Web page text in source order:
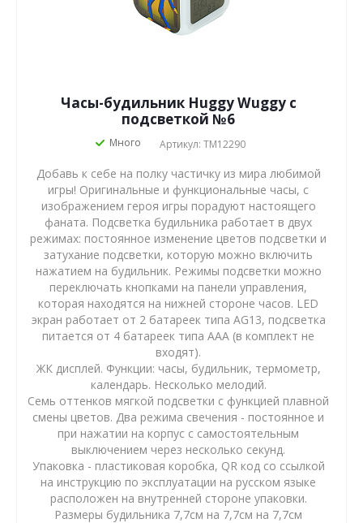
Часы-будильник Huggy Wuggy с
подсветкой №6
Много Артикул: TM12290
Добавь к себе на полку частичку из мира любимой
игры! Оригинальные и функциональные часы, с
изображением героя игры порадуют настоящего
фаната. Подсветка будильника работает в двух
режимах: постоянное изменение цветов подсветки и
затухание подсветки, которую можно включить
нажатием на будильник. Режимы подсветки можно
переключать кнопками на панели управления,
которая находятся на нижней стороне часов. LED
экран работает от 2 батареек типа AG13, подсветка
питается от 4 батареек типа AAA (в комплект не
входят).
ЖК дисплей. Функции: часы, будильник, термометр,
календарь. Несколько мелодий.
Семь оттенков мягкой подсветки с функцией плавной
смены цветов. Два режима свечения - постоянное и
при нажатии на корпус с самостоятельным
выключением через несколько секунд.
Упаковка - пластиковая коробка, QR код со ссылкой
на инструкцию по эксплуатации на русском языке
расположен на внутренней стороне упаковки.
Размеры будильника 7,7см на 7,7см на 7,7см